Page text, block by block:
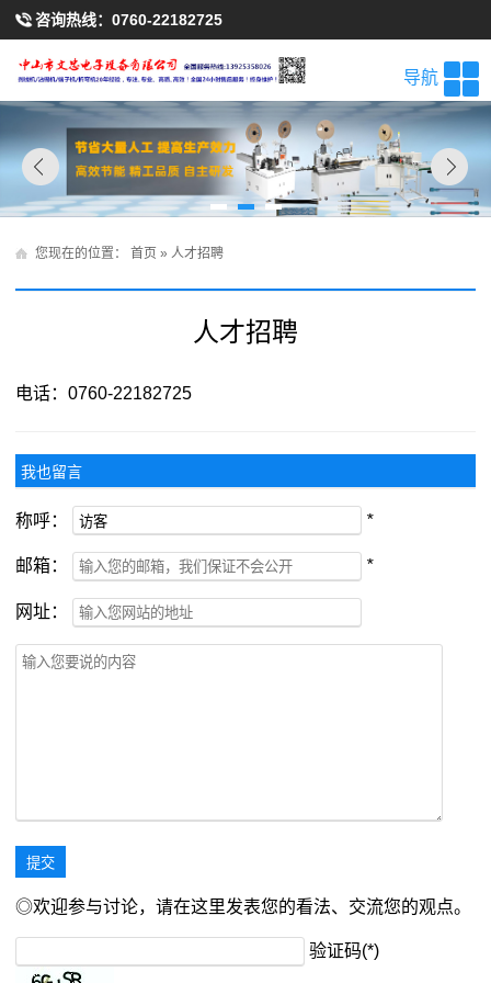
咨询热线： 0760-22182725
导航
您现在的位置： 首页 » 人才招聘
人才招聘
电话：0760-22182725
我也留言
称呼： *
邮箱： *
网址：
◎欢迎参与讨论，请在这里发表您的看法、交流您的观点。
验证码(*)